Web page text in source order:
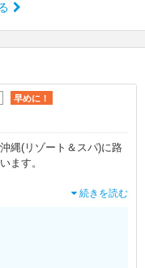
早めに！
縄(リゾート＆スパ)に路
ます。
続きを読む